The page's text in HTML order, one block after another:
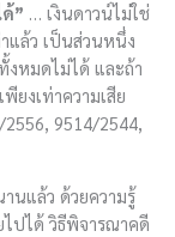
” … เงินดาวน์ไม่ใช่
แล้ว เป็นส่วนหนึ่ง
หมดไม่ได้ และถ้า
ยงเท่าความเสีย
9514/2544,
นแล้ว ด้วยความรู้
ไปได้ วิธีพิจารณาคดี